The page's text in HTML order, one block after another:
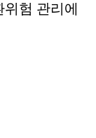
험 관리에